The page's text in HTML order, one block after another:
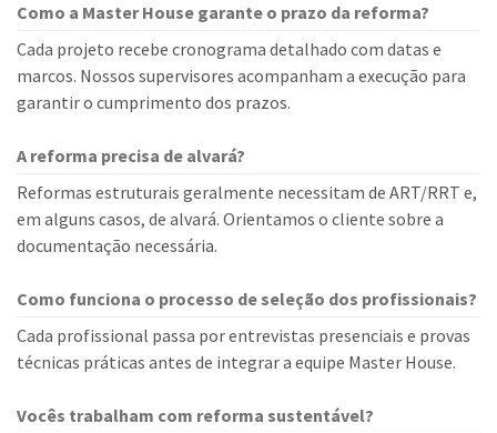
Como a Master House garante o prazo da reforma?
Cada projeto recebe cronograma detalhado com datas e
marcos. Nossos supervisores acompanham a execução para
garantir o cumprimento dos prazos.
A reforma precisa de alvará?
Reformas estruturais geralmente necessitam de ART/RRT e,
em alguns casos, de alvará. Orientamos o cliente sobre a
documentação necessária.
Como funciona o processo de seleção dos profissionais?
Cada profissional passa por entrevistas presenciais e provas
técnicas práticas antes de integrar a equipe Master House.
Vocês trabalham com reforma sustentável?